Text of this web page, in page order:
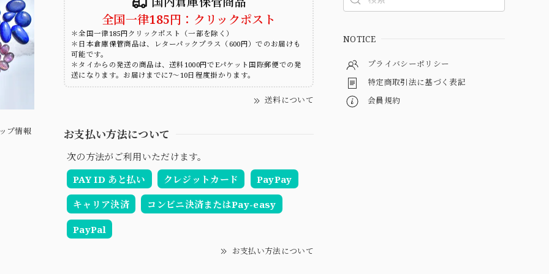
プ情報
全国一律185円：クリックポスト
＊全国一律185円クリックポスト（一部を除く）
＊日本倉庫保管商品は、レターパックプラス（600円）でのお届けも
可能です。
＊タイからの発送の商品は、送料1000円でEパケット国際郵便での発
送になります。お届けまでに7～10日程度掛かります。
送料について
お支払い方法について
次の方法がご利用いただけます。
PAY ID あと払い
クレジットカード PayPay
キャリア決済 コンビニ決済またはPay-easy
PayPal
お支払い方法について
NOTICE
プライバシーポリシー
特定商取引法に基づく表記
会員規約